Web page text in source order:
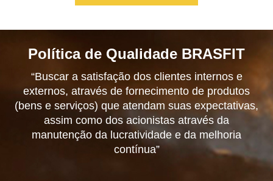
Política de Qualidade BRASFIT
“Buscar a satisfação dos clientes internos e
externos, através de fornecimento de produtos
(bens e serviços) que atendam suas expectativas,
assim como dos acionistas através da
manutenção da lucratividade e da melhoria
contínua”